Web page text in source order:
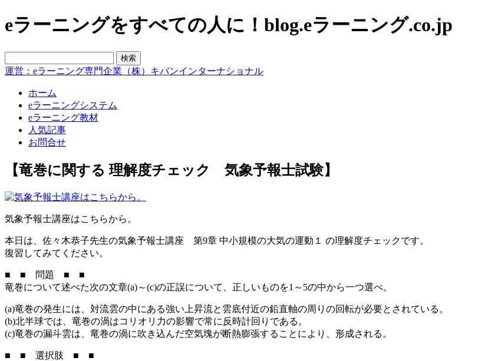
eラーニングをすべての人に！blog.eラーニング.co.jp
運営：eラーニング専門企業（株）キバンインターナショナル
ホーム
eラーニングシステム
eラーニング教材
人気記事
お問合せ
【竜巻に関する 理解度チェック 気象予報士試験】
気象予報士講座はこちらから。
本日は、佐々木恭子先生の気象予報士講座 第9章 中小規模の大気の運動１ の理解度チェックです。
復習してみてください。
■ ■ 問題 ■ ■
竜巻について述べた次の文章(a)～(c)の正誤について、正しいものを1～5の中から一つ選べ。
(a)竜巻の発生には、対流雲の中にある強い上昇流と雲底付近の鉛直軸の周りの回転が必要とされている。
(b)北半球では、竜巻の渦はコリオリ力の影響で常に反時計回りである。
(c)竜巻の漏斗雲は、竜巻の渦に吹き込んだ空気塊が断熱膨張することにより、形成される。
■ ■ 選択肢 ■ ■